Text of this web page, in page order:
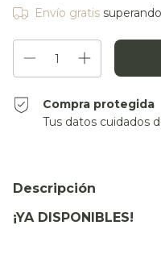
Envío gratis
Compra protegida
Tus datos cuidados
Descripción
¡YA DISPONIBLES!